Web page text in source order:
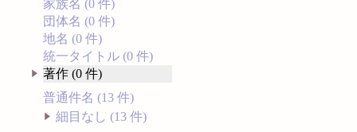
家族名 (0 件)
団体名 (0 件)
地名 (0 件)
統一タイトル (0 件)
著作 (0 件)
普通件名 (13 件)
細目なし (13 件)